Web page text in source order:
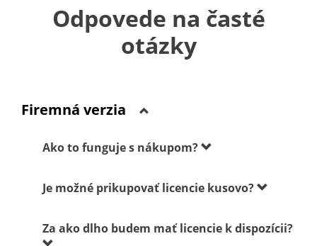
Odpovede na časté
otázky
Firemná verzia
Ako to funguje s nákupom?
Je možné prikupovať licencie kusovo?
Za ako dlho budem mať licencie k dispozícii?